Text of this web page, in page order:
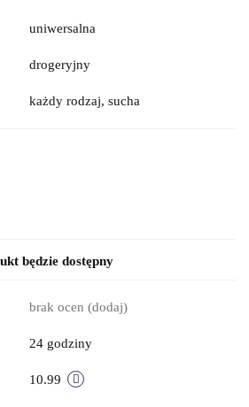
uniwersalna
drogeryjny
każdy rodzaj, sucha
będzie dostępny
brak ocen (dodaj)
24 godziny
10.99